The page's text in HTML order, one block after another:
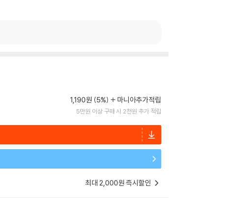
1,190원 (5%) 마니아추가적립
5만원 이상 구매 시 2천원 추가 적립
최대 2,000원 즉시할인